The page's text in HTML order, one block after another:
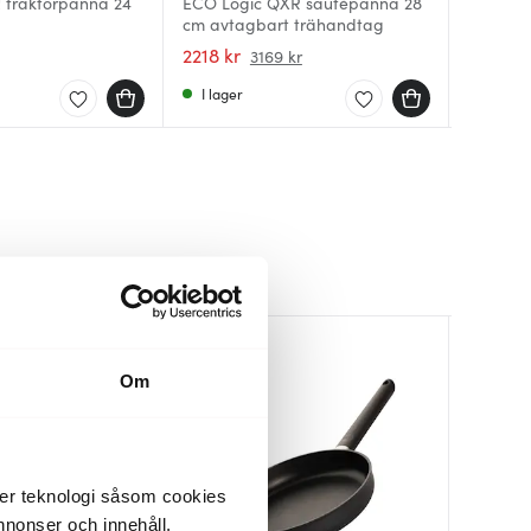
Om
teknologi såsom cookies
och innehåll,
cm avtagbart trähandtag
2218 kr 3169 kr
I lager